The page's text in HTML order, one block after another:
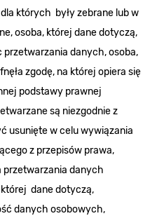
których były zebrane lub w
osoba, której dane dotyczą,
przetwarzania danych, osoba,
zgodę, na której opiera się
podstawy prawnej
są niezgodnie z
usunięte w celu wywiązania
z przepisów prawa,
przetwarzania danych
dane dotyczą,
danych osobowych,